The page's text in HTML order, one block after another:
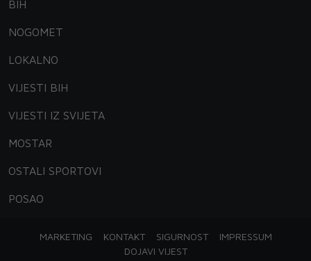
BIH
NOGOMET
LOKALNO
VIJESTI BIH
VIJESTI IZ SVIJETA
MOSTAR
OSTALI SPORTOVI
POSAO
MARKETING KONTAKT SIGURNOST
IMPRESSUM
DOJAVI VIJEST